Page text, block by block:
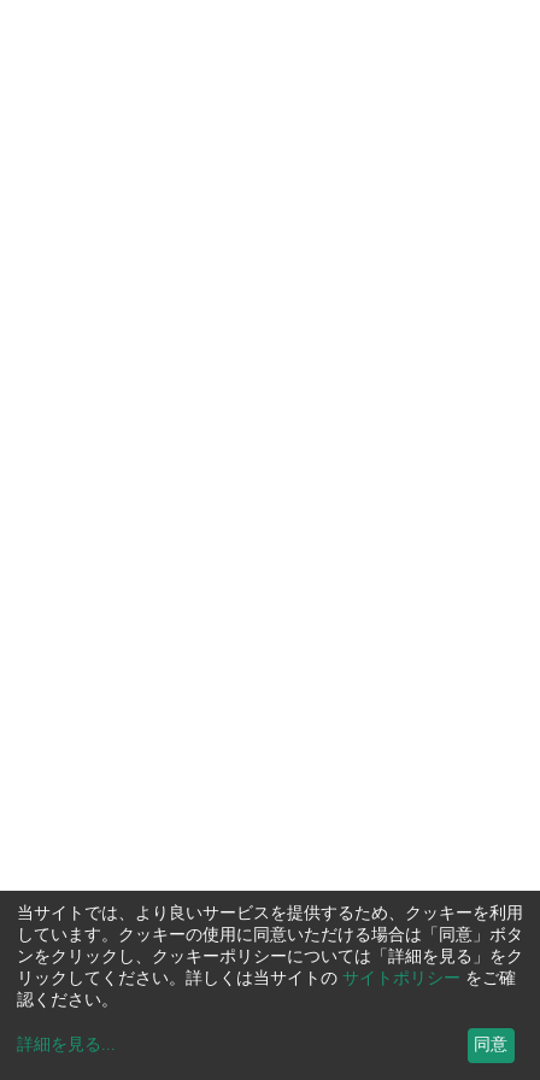
当サイトでは、より良いサービスを提供するため、クッキーを利用
しています。クッキーの使用に同意いただける場合は「同意」ボタ
ンをクリックし、クッキーポリシーについては「詳細を見る」をク
リックしてください。詳しくは当サイトの サイトポリシー をご確
認ください。
詳細を見る ... 同意